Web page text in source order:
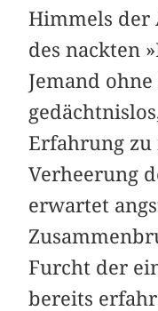
Himmels der
des nackten
Jemand
Erfahrung zu
Verheerung
erwartet
Furcht der
bereits